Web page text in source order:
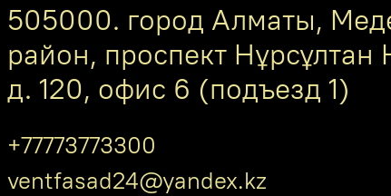
505000. город Алматы,
район, проспект Нұрсұлтан
д. 120, офис 6 (подъезд 1)
+77773773300
ventfasad24@yandex.kz